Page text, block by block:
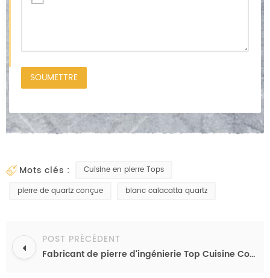
mots clés :
Cuisine en pierre Tops
pierre de quartz conçue
blanc calacatta quartz
POST PRÉCÉDENT
Fabricant de pierre d'ingénierie Top Cuisine Comptoirs Noir Stone Plan de travail quartz